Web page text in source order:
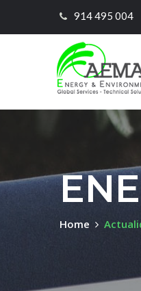
914 495 004
Home